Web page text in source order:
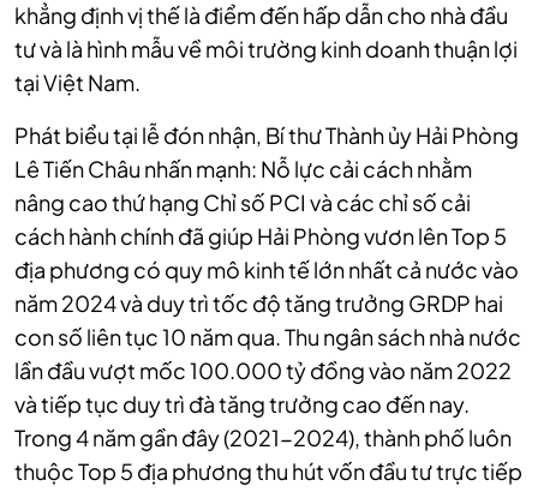
khẳng định vị thế là điểm đến hấp dẫn cho nhà đầu
tư và là hình mẫu về môi trường kinh doanh thuận lợi
tại Việt Nam.
Phát biểu tại lễ đón nhận, Bí thư Thành ủy Hải Phòng
Lê Tiến Châu nhấn mạnh: Nỗ lực cải cách nhằm
nâng cao thứ hạng Chỉ số PCI và các chỉ số cải
cách hành chính đã giúp Hải Phòng vươn lên Top 5
địa phương có quy mô kinh tế lớn nhất cả nước vào
năm 2024 và duy trì tốc độ tăng trưởng GRDP hai
con số liên tục 10 năm qua. Thu ngân sách nhà nước
lần đầu vượt mốc 100.000 tỷ đồng vào năm 2022
và tiếp tục duy trì đà tăng trưởng cao đến nay.
Trong 4 năm gần đây (2021-2024), thành phố luôn
thuộc Top 5 địa phương thu hút vốn đầu tư trực tiếp